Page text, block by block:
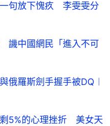
句放下愧疚 李雯雯分
譏中國網民「進入不可
羅斯劍手握手被DQ︱
5%的心理挫折 美女天